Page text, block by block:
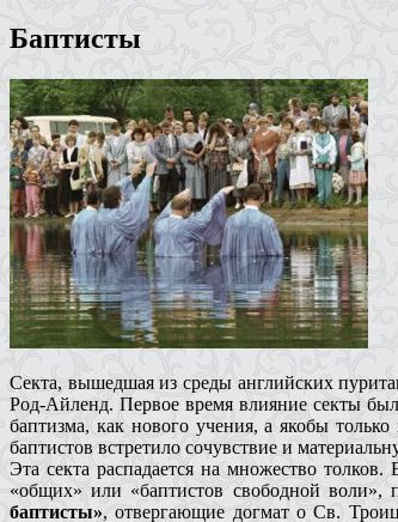
Баптисты
Секта, вышедшая из среды английских
Род-Айленд. Первое время влияние секты
баптизма, как нового учения, а якобы
баптистов встретило сочувствие и
Эта секта распадается на множество
«общих» или «баптистов свободной воли»,
баптисты», отвергающие догмат о Св.